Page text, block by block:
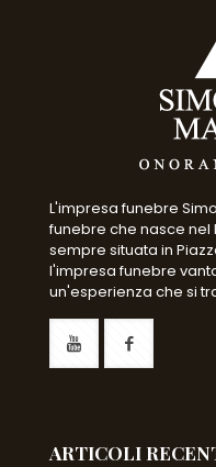
L'impresa funebre
funebre che nasce nel
sempre situata in
l'impresa funebre
un'esperienza che si
ARTICOLI